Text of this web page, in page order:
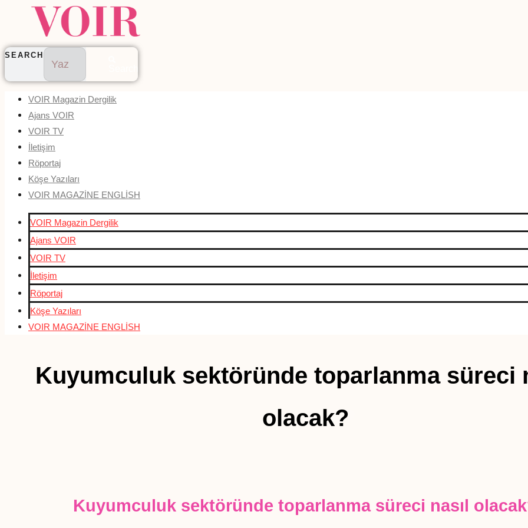
SEARCH
VOIR Magazin Dergilik
Ajans VOIR
VOIR TV
İletişim
Röportaj
Köşe Yazıları
VOIR MAGAZİNE ENGLİSH
VOIR Magazin Dergilik
Ajans VOIR
VOIR TV
İletişim
Röportaj
Köşe Yazıları
VOIR MAGAZİNE ENGLİSH
Kuyumculuk sektöründe toparlanma süreci
olacak?
Kuyumculuk sektöründe toparlanma süreci nasıl